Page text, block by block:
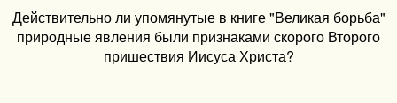
Действительно ли упомянутые в книге "Великая борьба"
природные явления были признаками скорого Второго
пришествия Иисуса Христа?